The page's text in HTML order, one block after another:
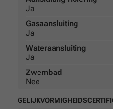
Ja
Gasaansluiting
Ja
Wateraansluiting
Ja
Zwembad
Nee